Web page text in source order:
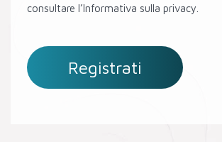
consultare l’Informativa sulla privacy.